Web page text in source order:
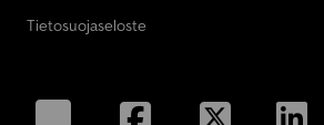
Tietosuojaseloste